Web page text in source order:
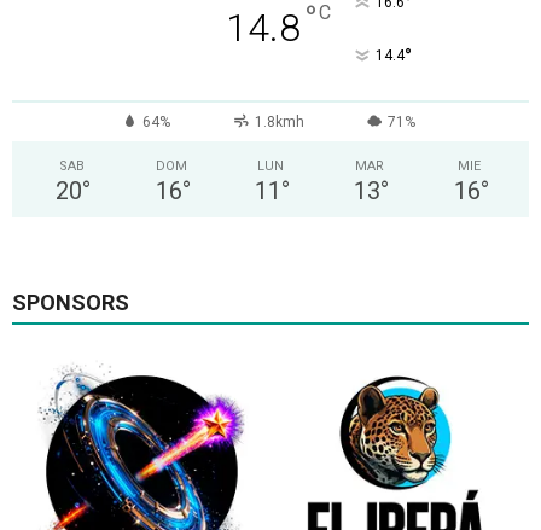
14.8°C
14.4°
64% 1.8kmh 71%
SAB
20°
DOM
16°
LUN
11 °
MAR
13°
MIE
16°
SPONSORS